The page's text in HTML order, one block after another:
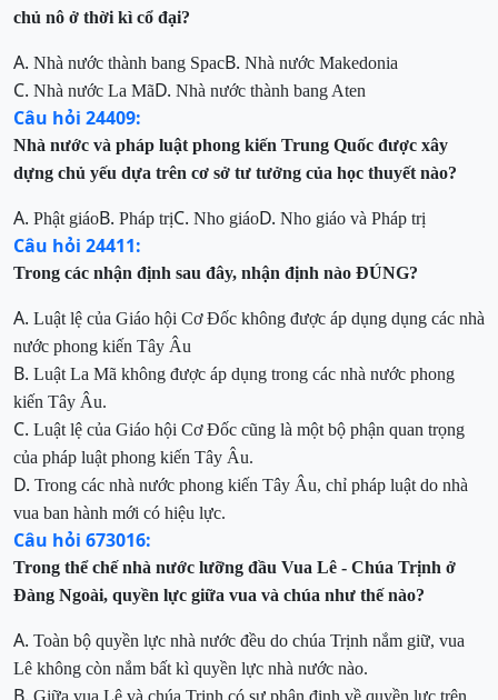
chủ nô ở thời kì cổ đại?
A. Nhà nước thành bang SpacB. Nhà nước Makedonia
C. Nhà nước La MãD. Nhà nước thành bang Aten
Câu hỏi 24409:
Nhà nước và pháp luật phong kiến Trung Quốc được xây
dựng chủ yếu dựa trên cơ sở tư tưởng của học thuyết nào?
A. Phật giáoB. Pháp trịC. Nho giáoD. Nho giáo và Pháp trị
Câu hỏi 24411:
Trong các nhận định sau đây, nhận định nào ĐÚNG?
A. Luật lệ của Giáo hội Cơ Đốc không được áp dụng dụng các nhà
nước phong kiến Tây Âu
B. Luật La Mã không được áp dụng trong các nhà nước phong
kiến Tây Âu.
C. Luật lệ của Giáo hội Cơ Đốc cũng là một bộ phận quan trọng
của pháp luật phong kiến Tây Âu.
D. Trong các nhà nước phong kiến Tây Âu, chỉ pháp luật do nhà
vua ban hành mới có hiệu lực.
Câu hỏi 673016:
Trong thể chế nhà nước lưỡng đầu Vua Lê - Chúa Trịnh ở
Đàng Ngoài, quyền lực giữa vua và chúa như thế nào?
A. Toàn bộ quyền lực nhà nước đều do chúa Trịnh nắm giữ, vua
Lê không còn nắm bất kì quyền lực nhà nước nào.
Giữa vua Lê và chúa Trịnh có sự phân định về quyền lực trên